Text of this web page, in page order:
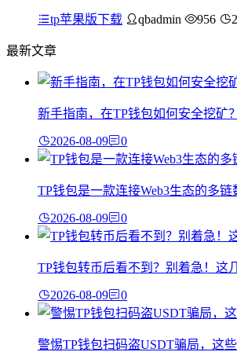
tp苹果版下载 qbadmin 956
最新文章
新手指南，在TP钱包如何安全挖矿
2026-08-09 0
TP钱包是一款连接Web3生态的多
2026-08-09 0
TP钱包转币后看不到？别着急！这
2026-08-09 0
警惕TP钱包扫码盗USDT骗局，这